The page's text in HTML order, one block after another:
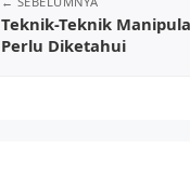
Teknik-Teknik
Perlu Diketahui